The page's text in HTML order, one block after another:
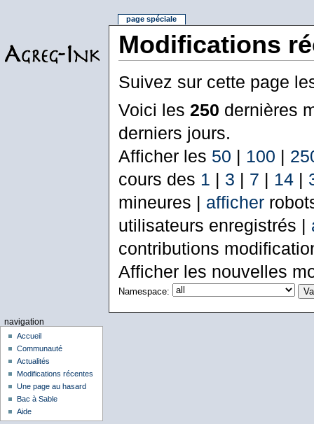
Modifications
Suivez sur cette page
Voici les 250 dernières
derniers jours.
Afficher les 50 | 100 |
cours des 1 | 3 | 7 | 14|
mineures | afficher
utilisateurs enregistrés |
contributions
Afficher les nouvelles
Namespace:
page spéciale
navigation
Accueil
Communauté
Actualités
Modifications récentes
Une page au hasard
Bac à Sable
Aide